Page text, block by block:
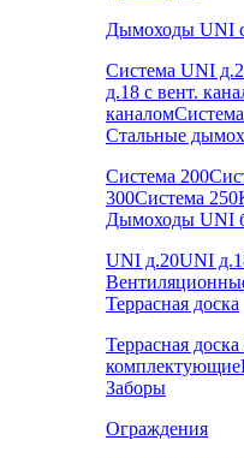
Дымоходы UNI
Система UNI
д.18 с вент.
каналом
Стальные
Система 200
300Система 250
Дымоходы UNI
UNI д.20UNI
Террасная доска
Террасная доска
комплектующие
Заборы
Ограждения